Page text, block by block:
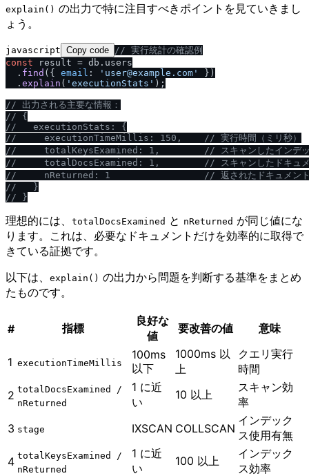
explain() の出力で特に注目すべきポイントを見ていきまし
ょう。
javascript Copy code / / 実行統計の確認例
const result = db. users
  .
find ({ email : 'user@example.com'
})
  .
explain ( 'executionStats' );
/ / 出力される主要な情報：
/ / {
/ /
   executionStats: {
/ /
     executionTimeMillis: 150,
/ / 実行時間（ミリ秒）
/ /
     totalKeysExamined: 1,
/ / スキャンしたインデ
/ /
     totalDocsExamined: 1,
/ / スキャンしたドキュ
/ /
     nReturned: 1
/ / 返されたドキュメン
/ /
   }
/ / }
理想的には、 totalDocsExamined と nReturned が同じ値にな
ります。これは、必要なドキュメントだけを効率的に取得で
きている証拠です。
以下は、
explain() の出力から問題を判断する基準をまとめ
たものです。
# 指標
良好な
値
要改善の値 意味
1 executionTimeMillis
100ms
以下
1000ms 以
上
クエリ実行
時間
2 totalDocsExamined ​/​
nReturned
1 に近
い
10 以上
スキャン効
率
3 stage IXSCAN COLLSCAN
インデック
ス使用有無
4 totalKeysExamined ​/​
nReturned
1 に近
い
100 以上
インデック
ス効率